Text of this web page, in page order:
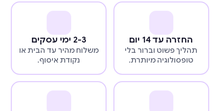
החזרה עד 14 יום
תהליך פשוט וברור בלי
טופסולוגיה מיותרת.
2-3 ימי עסקים
משלוח מהיר עד הבית או
נקודת איסוף.